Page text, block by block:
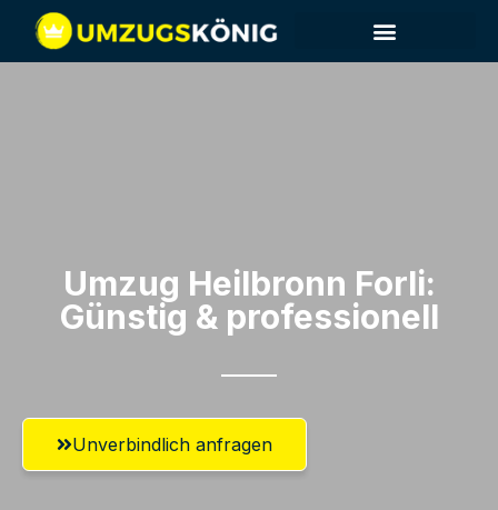
Umzug Heilbronn​ Forli:
Günstig & professionell​
Unverbindlich anfragen